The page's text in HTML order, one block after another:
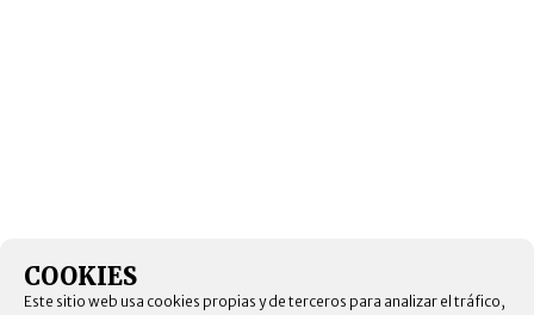
COOKIES
Este sitio web usa cookies propias y de terceros para analizar el tráfico,